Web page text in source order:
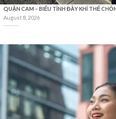
QUẬN CAM – BIỂU TÌNH ĐẦY KHÍ THẾ
August 8, 2026